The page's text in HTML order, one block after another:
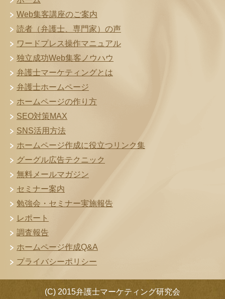
Web集客講座のご案内
読者（弁護士、専門家）の声
ワードプレス操作マニュアル
独立成功Web集客ノウハウ
弁護士マーケティングとは
弁護士ホームページ
ホームページの作り方
SEO対策MAX
SNS活用方法
ホームページ作成に役立つリンク集
グーグル広告テクニック
無料メールマガジン
セミナー案内
勉強会・セミナー実施報告
レポート
調査報告
ホームページ作成Q&A
プライバシーポリシー
(C) 2015弁護士マーケティング研究会